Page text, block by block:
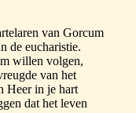
van Gorcum
de eucharistie.
willen volgen,
van het
Heer in je hart
dat het leven